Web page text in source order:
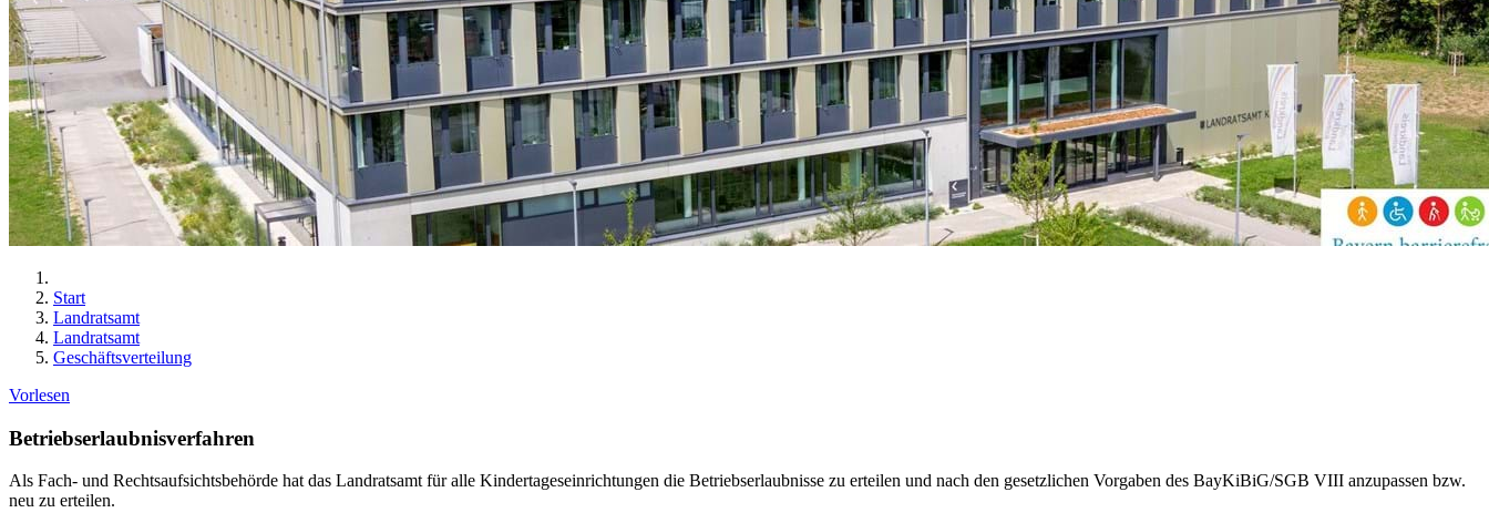
Start
Landratsamt
Landratsamt
Geschäftsverteilung
Vorlesen
Betriebserlaubnisverfahren
Als Fach- und Rechtsaufsichtsbehörde hat das Landratsamt für alle Kindertageseinrichtungen die Betriebserlaubnisse zu erteilen und nach den gesetzlichen Vorgaben des BayKiBiG/SGB VIII anzupassen bzw.
neu zu erteilen.